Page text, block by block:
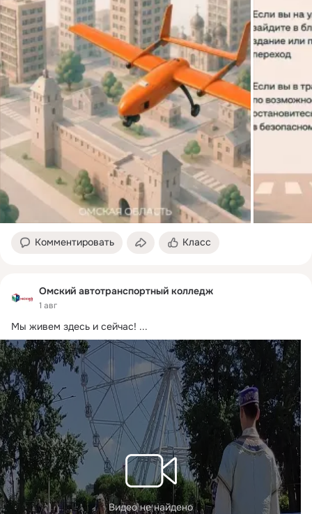
Комментировать Класс
Омский автотранспортный колледж
1 авг
Мы живем здесь и сейчас! ...
Видео не найдено